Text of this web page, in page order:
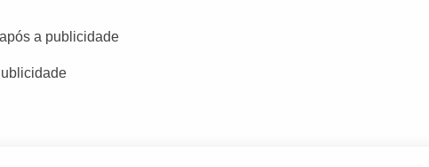
a publicidade